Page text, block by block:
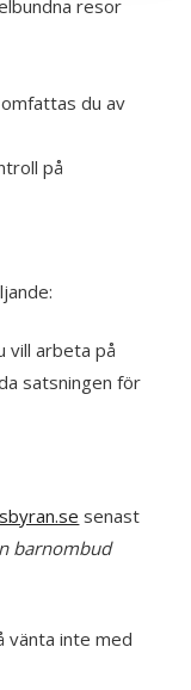
resor
du av
på
vill arbeta på
satsningen för
senast
barnombud
vänta inte med